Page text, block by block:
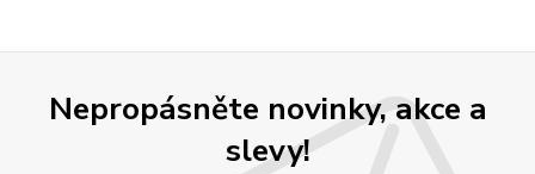
Nepropásněte novinky, akce a
slevy!